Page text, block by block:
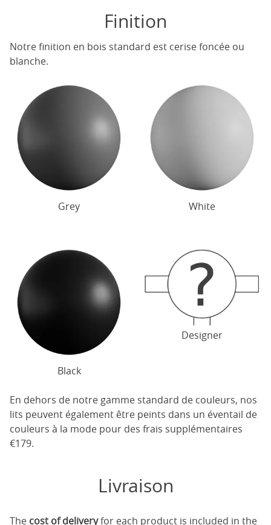
Finition
Notre finition en bois standard est cerise foncée ou
blanche.
Grey White
Black
Designer
En dehors de notre gamme standard de couleurs, nos
lits peuvent également être peints dans un éventail de
couleurs à la mode pour des frais supplémentaires
€179.
Livraison
The cost of deliveryfor each product is included in the